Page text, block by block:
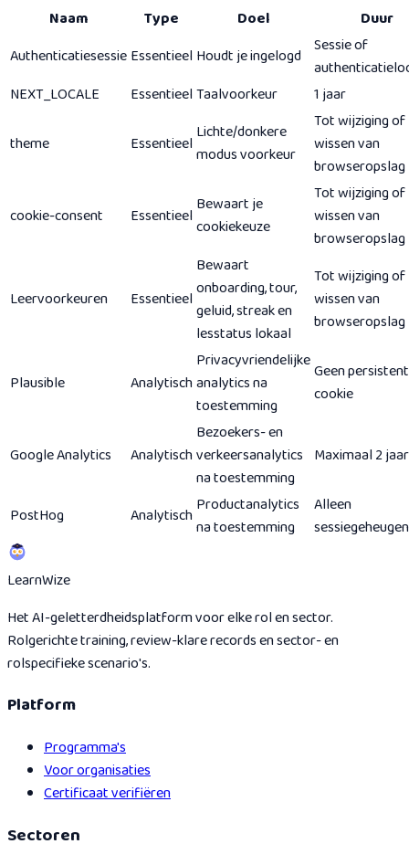
Naam Type Doel
Duur
Authenticatiesessie Essentieel Houdt je ingelogd Sessie of
NEXT_LOCALE
Essentieel Taalvoorkeur 1 jaar
theme Essentieel
Lichte/donkere
modus voorkeur
Tot wijziging of
wissen van
browseropslag
cookie-consent Essentieel
Bewaart je
cookiekeuze
Tot wijziging of
wissen van
browseropslag
Leervoorkeuren Essentieel
Bewaart
onboarding, tour,
geluid, streak en
lesstatus lokaal
Tot wijziging of
wissen van
browseropslag
Plausible Analytisch
Privacyvriendelijke
analytics na
toestemming
Geen
cookie
Google Analytics Analytisch
Bezoekers- en
verkeersanalytics
na toestemming
Maximaal 2 jaar
PostHog Analytisch Productanalytics
na toestemming
Alleen
sessiegeheugen
LearnWize
Het AI-geletterdheidsplatform voor elke rol en sector.
Rolgerichte training, review-klare records en sector- en
rolspecifieke scenario's.
Platform
Programma's
Voor organisaties
Certificaat verifiëren
Sectoren